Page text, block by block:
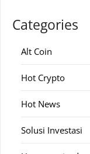
Categories
Alt Coin
Hot Crypto
Hot News
Solusi Investasi